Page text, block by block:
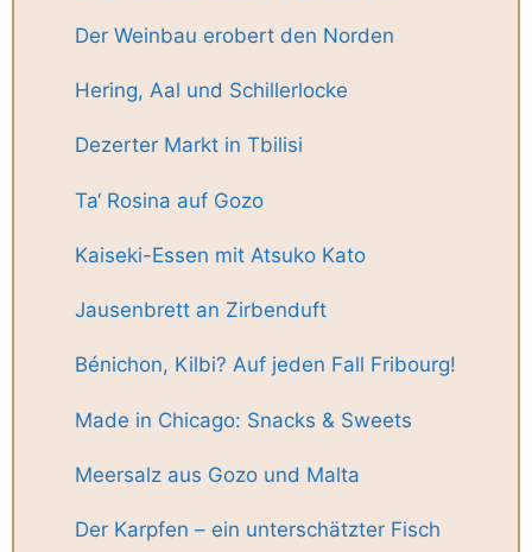
Der Weinbau erobert den Norden
Hering, Aal und Schillerlocke
Dezerter Markt in Tbilisi
Ta‘ Rosina auf Gozo
Kaiseki-Essen mit Atsuko Kato
Jausenbrett an Zirbenduft
Bénichon, Kilbi? Auf jeden Fall Fribourg!
Made in Chicago: Snacks & Sweets
Meersalz aus Gozo und Malta
Der Karpfen – ein unterschätzter Fisch